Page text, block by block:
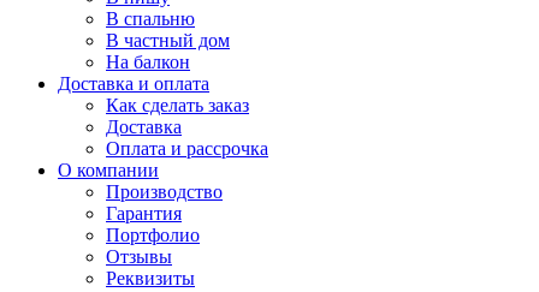
В спальню
В частный дом
На балкон
Доставка и оплата
Как сделать заказ
Доставка
Оплата и рассрочка
О компании
Производство
Гарантия
Портфолио
Отзывы
Реквизиты